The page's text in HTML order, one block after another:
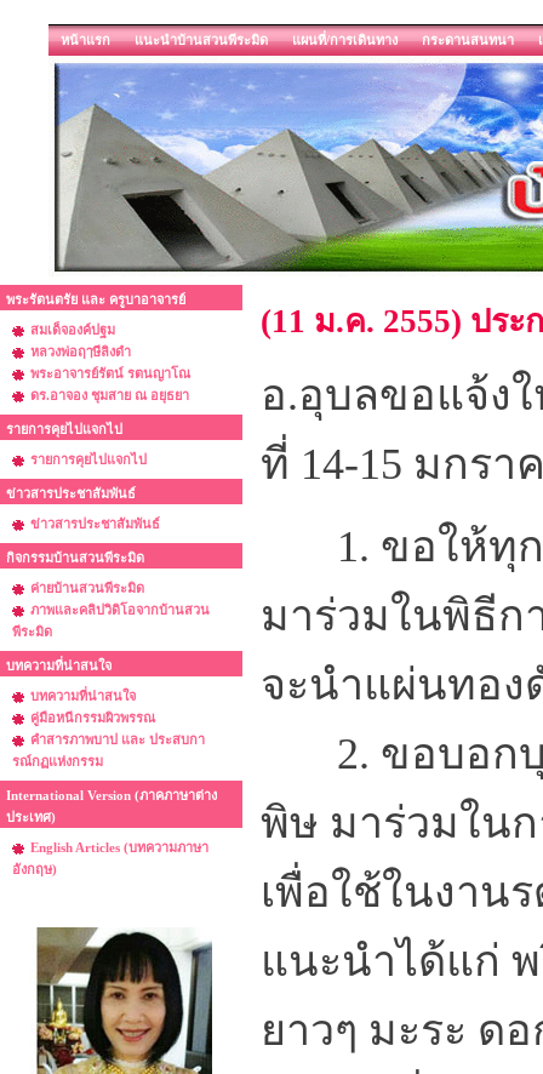
หน้าแรก แนะนำบ้านสวนพีระมิด แผนที่/การเดินทาง กระดานสนทนา
พระรัตนตรัย และ ครูบาอาจารย์
สมเด็จองค์ปฐม
หลวงพ่อฤๅษีลิงดำ
พระอาจารย์รัตน์ รตนญาโณ
ดร.อาจอง ชุมสาย ณ อยุธยา
รายการคุยไปแจกไป
รายการคุยไปแจกไป
ข่าวสารประชาสัมพันธ์
ข่าวสารประชาสัมพันธ์
กิจกรรมบ้านสวนพีระมิด
ค่ายบ้านสวนพีระมิด
ภาพและคลิปวิดิโอจากบ้านสวน
พีระมิด
บทความที่น่าสนใจ
บทความที่น่าสนใจ
คู่มือหนีกรรมผิวพรรณ
คำสารภาพบาป และ ประสบกา
รณ์กฏแห่งกรรม
International Version (ภาคภาษาต่าง
ประเทศ)
English Articles (บทความภาษา
อังกฤษ)
(11 ม.ค. 2555) ปร
อ.อุบลขอแจ้ง
ที่ 14-15 มกรา
1. ขอให้ทุกท่
มาร่วมในพิธี
จะนำแผ่นทอง
2. ขอบอกบุญ
พิษ มาร่วมใน
เพื่อใช้ในงาน
แนะนำได้แก่
ยาวๆ มะระ ด